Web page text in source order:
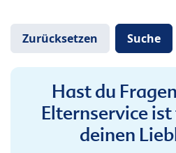
Hast du
Elternservice
deinen